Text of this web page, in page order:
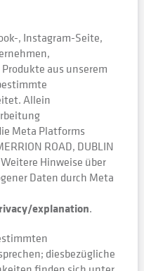
, Instagram-Seite,
aus unserem
Allein
Meta Platforms
ROAD, DUBLIN
Hinweise über
Daten durch Meta
explanation.
diesbezügliche